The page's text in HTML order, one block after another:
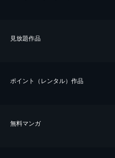
⾒放題作品
ポイント（レンタル）作品
無料マンガ